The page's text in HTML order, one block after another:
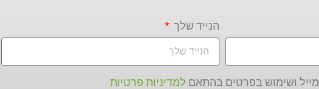
הנייד שלך
ושימוש בפרטים בהתאם למדיניות פרטיות